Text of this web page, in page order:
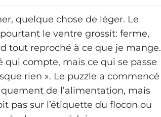
quelque chose de léger. Le
le ventre grossit: ferme,
tout reproché à ce que je mange.
qui compte, mais ce qui se passe
rien ». Le puzzle a commencé
de l’alimentation, mais
pas sur l’étiquette du flocon ou